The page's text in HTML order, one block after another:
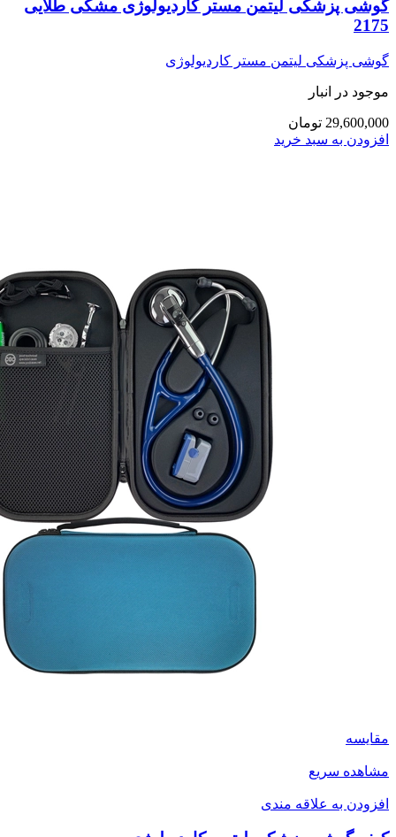
گوشی پزشکی لیتمن مستر کاردیولوژی مشکی طلایی
2175
گوشی پزشکی لیتمن مستر کاردیولوژی
موجود در انبار
29,600,000 تومان
افزودن به سبد خرید
مقایسه
مشاهده سریع
افزودن به علاقه مندی